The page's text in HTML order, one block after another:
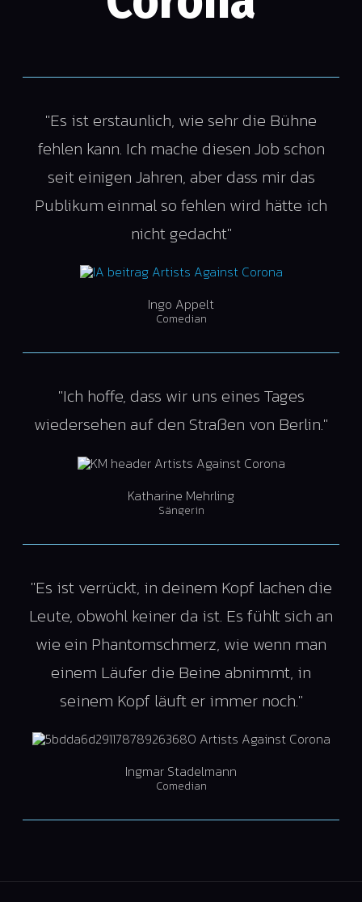
"Es ist erstaunlich, wie sehr die Bühne
fehlen kann. Ich mache diesen Job schon
seit einigen Jahren, aber dass mir das
Publikum einmal so fehlen wird hätte ich
nicht gedacht"
Ingo Appelt
Comedian
"Ich hoffe, dass wir uns eines Tages
wiedersehen auf den Straßen von Berlin."
Katharine Mehrling
Sängerin
"Es ist verrückt, in deinem Kopf lachen die
Leute, obwohl keiner da ist. Es fühlt sich an
wie ein Phantomschmerz, wie wenn man
einem Läufer die Beine abnimmt, in
seinem Kopf läuft er immer noch."
Ingmar Stadelmann
Comedian